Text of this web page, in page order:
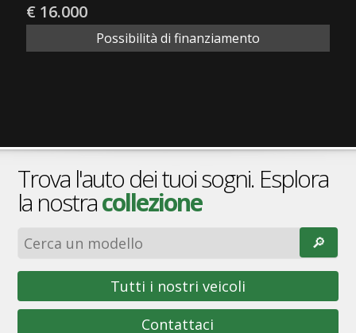
€ 16.000
Possibilità di finanziamento
Trova l'auto dei tuoi sogni. Esplora
la nostracollezione
🔎︎
Tutti i nostri veicoli
Contattaci